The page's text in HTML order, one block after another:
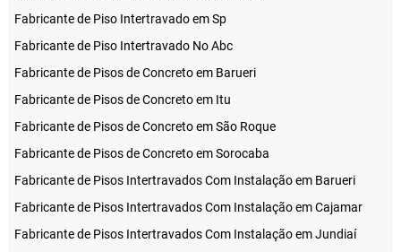
Fabricante de Piso Intertravado em Sp
Fabricante de Piso Intertravado No Abc
Fabricante de Pisos de Concreto em Barueri
Fabricante de Pisos de Concreto em Itu
Fabricante de Pisos de Concreto em São Roque
Fabricante de Pisos de Concreto em Sorocaba
Fabricante de Pisos Intertravados Com Instalação em Barueri
Fabricante de Pisos Intertravados Com Instalação em Cajamar
Fabricante de Pisos Intertravados Com Instalação em Jundiaí